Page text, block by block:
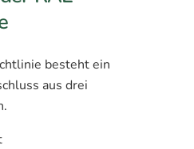
besteht ein
aus drei